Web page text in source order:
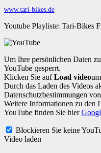
www.tari-bikes.de
Youtube Playliste: Tari-Bikes
Um Ihre persönlichen Daten
YouTube gesperrt.
Klicken Sie aufLoad video
Durch das Laden des Videos
Datenschutzbestimmungen
Weitere Informationen zu den
YouTube finden Sie hier
Blockieren Sie keine
Video laden